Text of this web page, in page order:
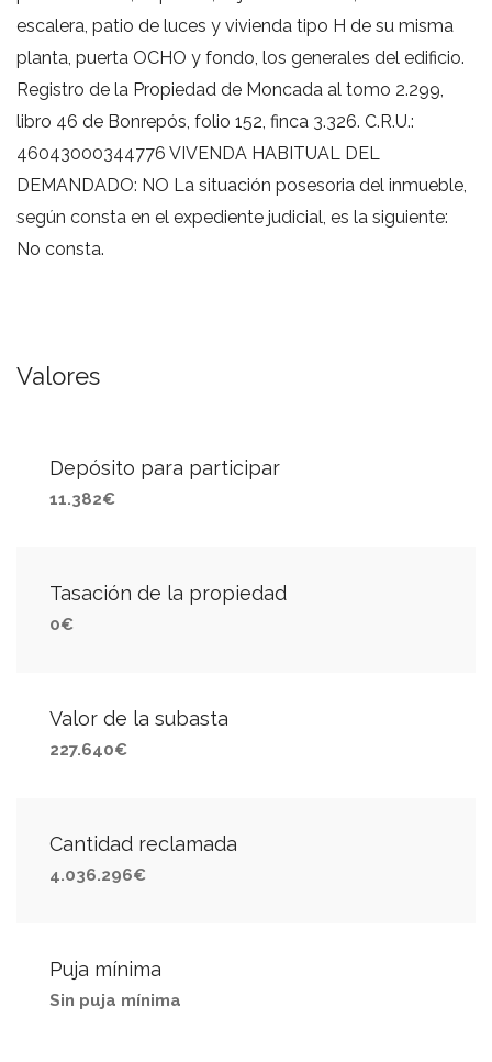
escalera, patio de luces y vivienda tipo H de su misma
planta, puerta OCHO y fondo, los generales del edificio.
Registro de la Propiedad de Moncada al tomo 2.299,
libro 46 de Bonrepós, folio 152, finca 3.326. C.R.U.:
46043000344776 VIVENDA HABITUAL DEL
DEMANDADO: NO La situación posesoria del inmueble,
según consta en el expediente judicial, es la siguiente:
No consta.
Valores
Depósito para participar
11.382€
Tasación de la propiedad
0€
Valor de la subasta
227.640€
Cantidad reclamada
4.036.296€
Puja mínima
Sin puja mínima